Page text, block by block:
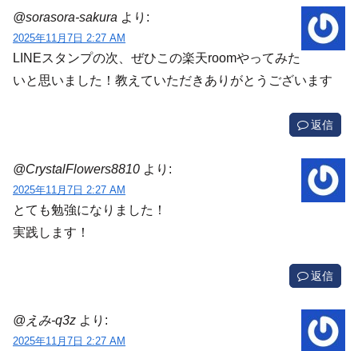
@sorasora-sakura より:
2025年11月7日 2:27 AM
LINEスタンプの次、ぜひこの楽天roomやってみた
いと思いました！教えていただきありがとうございます
返信
@CrystalFlowers8810 より:
2025年11月7日 2:27 AM
とても勉強になりました！
実践します！
返信
@えみ-q3z より:
2025年11月7日 2:27 AM